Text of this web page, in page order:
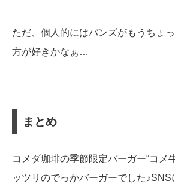
ただ、個人的にはバンズがもうちょ
方が好きかなぁ…
まとめ
コメダ珈琲の季節限定バーガー“コメ
ッツリのでっかバーガーでした♪SNS